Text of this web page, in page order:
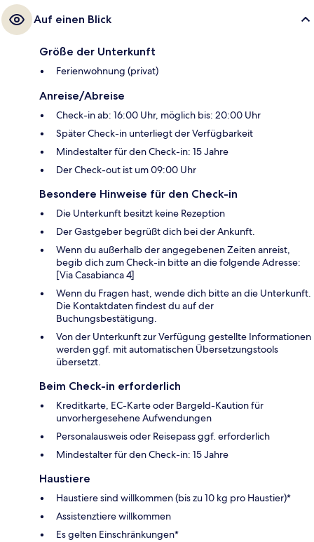
Auf einen Blick
Größe der Unterkunft
Ferienwohnung (privat)
Anreise/Abreise
Check-in ab: 16:00 Uhr, möglich bis: 20:00 Uhr
Später Check-in unterliegt der Verfügbarkeit
Mindestalter für den Check-in: 15 Jahre
Der Check-out ist um 09:00 Uhr
Besondere Hinweise für den Check-in
Die Unterkunft besitzt keine Rezeption
Der Gastgeber begrüßt dich bei der Ankunft.
Wenn du außerhalb der angegebenen Zeiten anreist,
begib dich zum Check-in bitte an die folgende Adresse:
[Via Casabianca 4]
Wenn du Fragen hast, wende dich bitte an die Unterkunft.
Die Kontaktdaten findest du auf der
Buchungsbestätigung.
Von der Unterkunft zur Verfügung gestellte Informationen
werden ggf. mit automatischen Übersetzungstools
übersetzt.
Beim Check-in erforderlich
Kreditkarte, EC-Karte oder Bargeld-Kaution für
unvorhergesehene Aufwendungen
Personalausweis oder Reisepass ggf. erforderlich
Mindestalter für den Check-in: 15 Jahre
Haustiere
Haustiere sind willkommen (bis zu 10 kg pro Haustier)*
Assistenztiere willkommen
Es gelten Einschränkungen*